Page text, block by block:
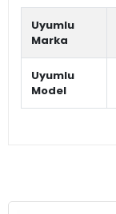
Uyumlu
Marka
Uyumlu
Model